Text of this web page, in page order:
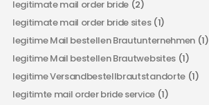
legitimate mail order bride (2)
legitimate mail order bride sites(1)
legitime Mail bestellen Brautunternehmen(1)
legitime Mail bestellen Brautwebsites(1)
legitime Versandbestellbrautstandorte(1)
legitimte mail order bride service(1)